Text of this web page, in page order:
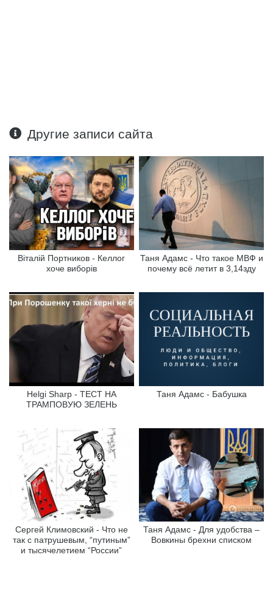
Другие записи сайта
Віталій Портников - Келлог
хоче виборів
Таня Адамс - Что такое МВФ и
почему всё летит в 3,14зду
Helgi Sharp - ТЕСТ НА
ТРАМПОВУЮ ЗЕЛЕНЬ
Таня Адамс - Бабушка
Сергей Климовский - Что не
так с патрушевым, “путиным”
и тысячелетием “России”
Таня Адамс - Для удобства –
Вовкины брехни списком